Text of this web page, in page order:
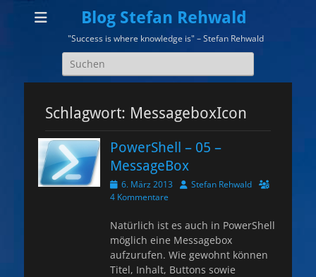
Blog Stefan Rehwald
"Success is where knowledge is" – Stefan Rehwald
Suchen
nach:
Schlagwort: MessageboxIcon
PowerShell – 05 –
MessageBox
Veröffentlicht
am
6. März 2013 AutorStefan Rehwald
4 Kommentare
Natürlich ist es auch in PowerShell
möglich eine Messagebox
aufzurufen. Wie gewohnt können
Titel, Inhalt, Buttons sowie